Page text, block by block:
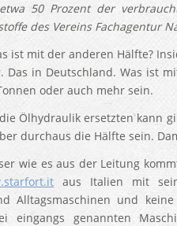
50 Prozent der
des Vereins Fachagentur
ist mit der anderen Hälfte?
Das in Deutschland. Was ist
oder auch mehr sein.
Ölhydraulik ersetzten kann
durchaus die Hälfte sein.
wie es aus der Leitung
aus Italien mit
Alltagsmaschinen und
eingangs genannten